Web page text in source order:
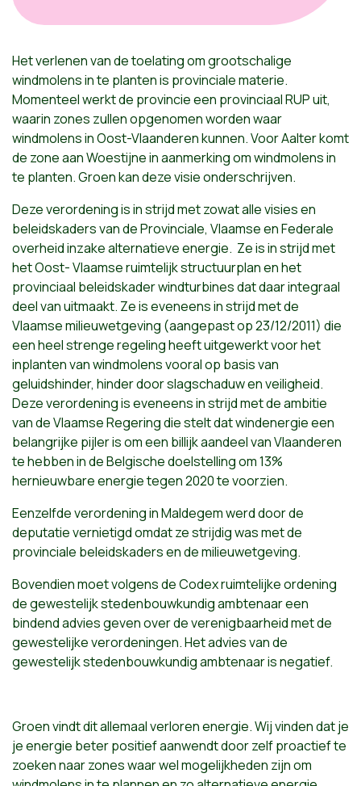
Het verlenen van de toelating om grootschalige
windmolens in te planten is provinciale materie.
Momenteel werkt de provincie een provinciaal RUP uit,
waarin zones zullen opgenomen worden waar
windmolens in Oost-Vlaanderen kunnen. Voor Aalter komt
de zone aan Woestijne in aanmerking om windmolens in
te planten. Groen kan deze visie onderschrijven.
Deze verordening is in strijd met zowat alle visies en
beleidskaders van de Provinciale, Vlaamse en Federale
overheid inzake alternatieve energie. Ze is in strijd met
het Oost- Vlaamse ruimtelijk structuurplan en het
provinciaal beleidskader windturbines dat daar integraal
deel van uitmaakt. Ze is eveneens in strijd met de
Vlaamse milieuwetgeving (aangepast op 23/12/2011) die
een heel strenge regeling heeft uitgewerkt voor het
inplanten van windmolens vooral op basis van
geluidshinder, hinder door slagschaduw en veiligheid.
Deze verordening is eveneens in strijd met de ambitie
van de Vlaamse Regering die stelt dat windenergie een
belangrijke pijler is om een billijk aandeel van Vlaanderen
te hebben in de Belgische doelstelling om 13%
hernieuwbare energie tegen 2020 te voorzien.
Eenzelfde verordening in Maldegem werd door de
deputatie vernietigd omdat ze strijdig was met de
provinciale beleidskaders en de milieuwetgeving.
Bovendien moet volgens de Codex ruimtelijke ordening
de gewestelijk stedenbouwkundig ambtenaar een
bindend advies geven over de verenigbaarheid met de
gewestelijke verordeningen. Het advies van de
gewestelijk stedenbouwkundig ambtenaar is negatief.
Groen vindt dit allemaal verloren energie. Wij vinden dat je
je energie beter positief aanwendt door zelf proactief te
zoeken naar zones waar wel mogelijkheden zijn om